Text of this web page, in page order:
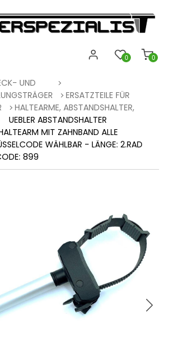
0
0
UND
ERSATZTEILE FÜR
HALTEARME, ABSTANDSHALTER,
UEBLER ABSTANDSHALTER
MIT ZAHNBAND ALLE
WÄHLBAR - LÄNGE: 2.RAD
899